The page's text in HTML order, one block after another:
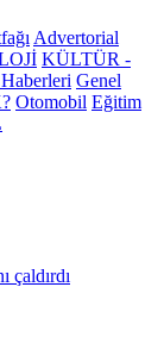
Advertorial
KÜLTÜR -
Genel
Otomobil Eğitim
çaldırdı